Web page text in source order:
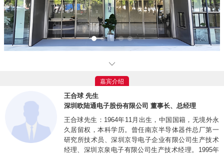
（以下简称“公司”或“欧陆通”）成立于1996年5
月29日，专注于开关电源产品的研发、生产与销售。主要产品包括电源适配器、
智能家居、新型消费电子设备、数据中心、动力电池设备、纯电交通工具、化成分
容设备等众多领域。
作为快速发展的开关电源企业，欧陆通在开关电源领域深耕二十多年，为国家
高新技术企业，并设有深圳市企业技术中心、博士后创新实践基地和广东省高能效
嘉宾介绍
王合球 先生
深圳欧陆通电子股份有限公司 董事长、总经理
王合球先生：1964年11月出生，中国国籍，无境外永
久居留权，本科学历。曾任南京半导体器件总厂第一
研究所技术员、深圳京导电子企业有限公司生产技术
经理、深圳京泉电子有限公司生产技术经理。1995年